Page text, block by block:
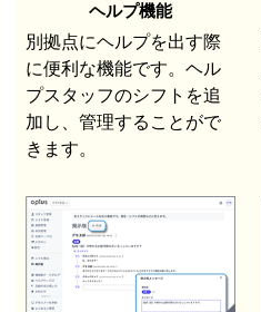
ヘルプ機能
別拠点にヘルプを出す際
に便利な機能です。ヘル
プスタッフのシフトを追
加し、管理することがで
きます。